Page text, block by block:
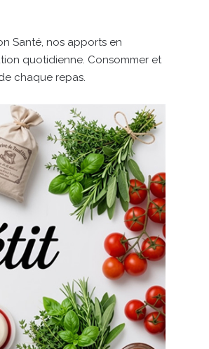
Santé, nos apports en
quotidienne. Consommer et
chaque repas.